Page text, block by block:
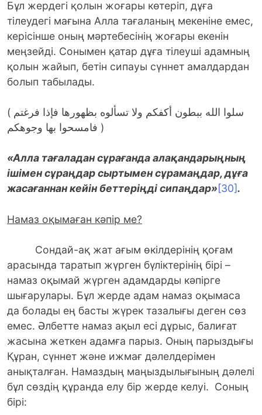
Бұл жердегі қолын жоғары көтеріп, дұға
тілеудегі мағына Алла тағаланың мекеніне емес,
керісінше оның мәртебесінің жоғары екенін
меңзейді. Сонымен қатар дұға тілеуші адамның
қолын жайып, бетін сипауы сүннет амалдардан
болып табылады.
( سلوا الله ببطون أكفكم ولا تسألوه بظهورها فإذا فرغتم
فامسحوا بها وجوهكم )
«Алла тағаладан сұрағанда алақандарыңның
ішімен сұраңдар сыртымен сұрамаңдар, дұға
жасағаннан кейін беттеріңді сипаңдар»[30].
Намаз оқымаған кәпір ме?
Сондай-ақ жат ағым өкілдерінің қоғам
арасында таратып жүрген бүліктерінің бірі –
намаз оқымай жүрген адамдарды кәпірге
шығарулары. Бұл жерде адам намаз оқымаса
да болады ең басты жүрек тазалығы деген сөз
емес. Әлбетте намаз ақыл есі дұрыс, балиғат
жасына жеткен адамға парыз. Оның парыздығы
Құран, сүннет және ижмағ дәлелдерімен
анықталған. Намаздың маңыздылығының дәлелі
бұл сөздің құранда елу бір жерде келуі. Соның
бірі: